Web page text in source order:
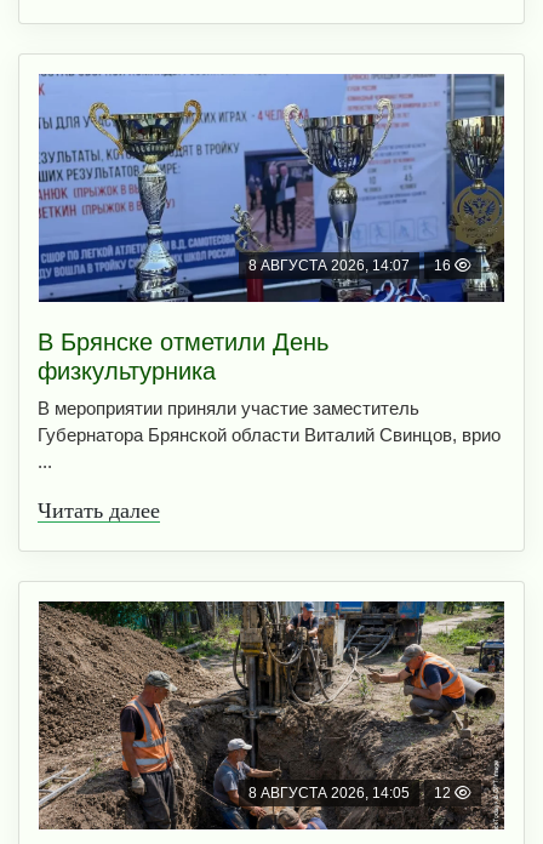
8 АВГУСТА 2026, 14:07 16
В Брянске отметили День
физкультурника
В мероприятии приняли участие заместитель
Губернатора Брянской области Виталий Свинцов, врио
...
Читать далее
8 АВГУСТА 2026, 14:05 12